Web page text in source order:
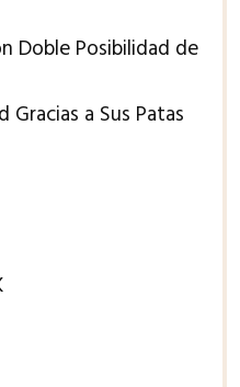
Doble Posibilidad de
Gracias a Sus Patas